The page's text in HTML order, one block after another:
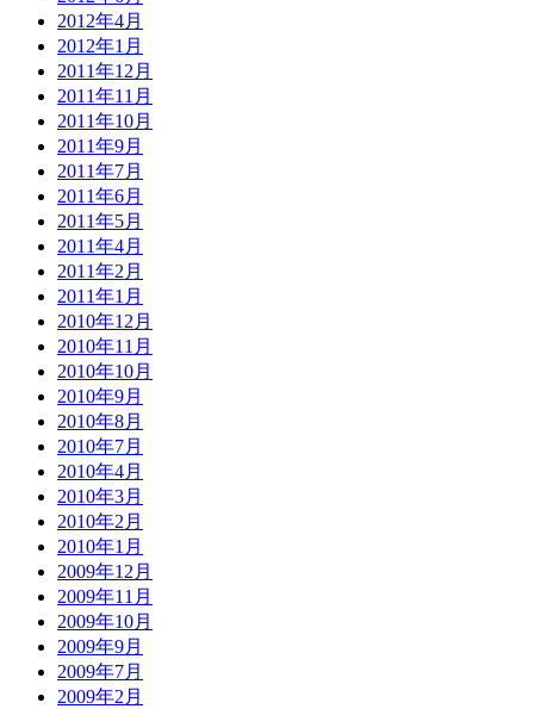
2012年4月
2012年1月
2011年12月
2011年11月
2011年10月
2011年9月
2011年7月
2011年6月
2011年5月
2011年4月
2011年2月
2011年1月
2010年12月
2010年11月
2010年10月
2010年9月
2010年8月
2010年7月
2010年4月
2010年3月
2010年2月
2010年1月
2009年12月
2009年11月
2009年10月
2009年9月
2009年7月
2009年2月